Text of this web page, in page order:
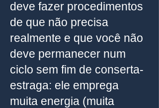
deve fazer procedimentos
de que não precisa
realmente e que você não
deve permanecer num
ciclo sem fim de conserta-
estraga: ele emprega
muita energia (muita